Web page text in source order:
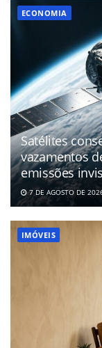
ECONOMIA
Satélites
vazamentos
emissões
7 DE AGOSTO DE
IMÓVEIS